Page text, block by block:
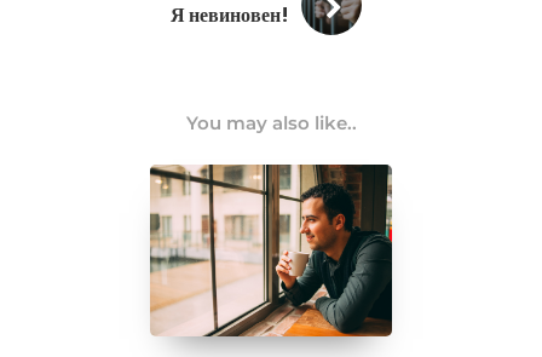
Я невиновен!
You may also like..